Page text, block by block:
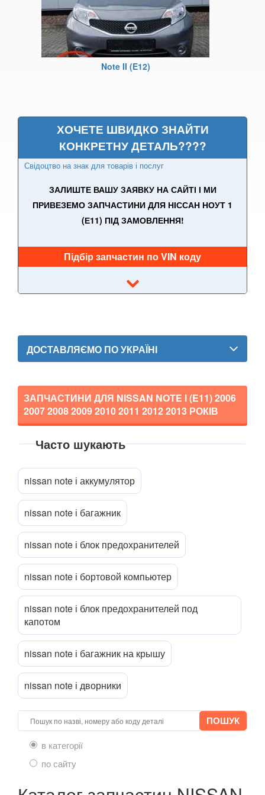
370Z V (Z34)
Armada
Cube III (Z12)
Frontier II (D22)
Frontier II (D22 Navara)
Frontier II (NP-300)
Frontier III (D40)
Frontier IV (D23)
Interstar (X70)
Juke (F15, F15E)
Kubistar (X76)
Murano (Z50)
Note I (E11)
Note II (E12)
NV200 (M20)
Navara (D23M)
Pathfinder II (R50)
Pathfinder III (R51)
Patrol V (Y61)
Pixo (UA0)
Pulsar
Qashqai I (J10)
Qashqai+2 (J10)
Qashqai II (J11)
Note II (E12)
ХОЧЕТЕ ШВИДКО ЗНАЙТИ
КОНКРЕТНУ ДЕТАЛЬ????
Свідоцтво на знак для товарів і послуг
ЗАЛИШТЕ ВАШУ ЗАЯВКУ НА САЙТІ І МИ
ПРИВЕЗЕМО ЗАПЧАСТИНИ ДЛЯ НІССАН НОУТ 1
(Е11) ПІД ЗАМОВЛЕННЯ!
Підбір запчастин по VIN коду
attach_fileПрикріпити файл
ДОСТАВЛЯЄМО ПО УКРАЇНІ
ЗАПЧАСТИНИ ДЛЯ NISSAN NOTE I (E11)2006
2007 2008 2009 2010 2011 2012 2013 РОКІВ
Часто шукають
nissan note і аккумулятор
nissan note і багажник
nissan note і блок предохранителей
nissan note і бортовой компьютер
nissan note і блок предохранителей под
капотом
nissan note і багажник на крышу
nissan note і дворники
в категорії
по сайту